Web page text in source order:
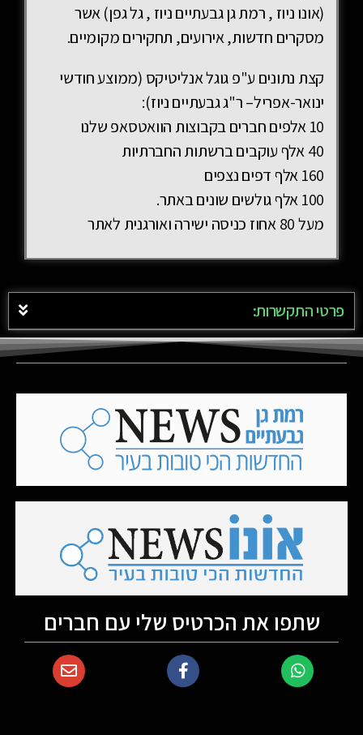
(אונו ניוז , רמת גן גבעתיים ניוז , גל גפן) אשר
מסקרים חדשות, אירועים, תחקירים מקומיים.
קצת נתונים ע"פ גוגל אנליטיקס (ממוצע חודשי
ינואר-אפריל– ר"ג גבעתיים ניוז):
10 אלפים חברים בקבוצות הוואטסאפ שלנו
40 אלף עוקבים ברשתות החברתיות
160 אלף דפים נצפים
100 אלף גולשים שונים באתר.
מעל 80 אחוז כניסה ישירה ואורגנית לאתר
פרטי התקשרות:
שתפו את הכרטיס שלי עם חברים